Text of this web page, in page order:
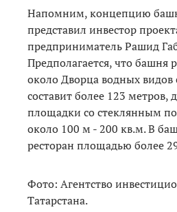
Напомним, концепцию
представил инвестор
предприниматель Рашид
Предполагается, что башня
около Дворца водных видов
составит более 123 метров,
площадки со стеклянным
около 100 м - 200 кв.м. В
ресторан площадью более
Фото: Агентство
Татарстана.